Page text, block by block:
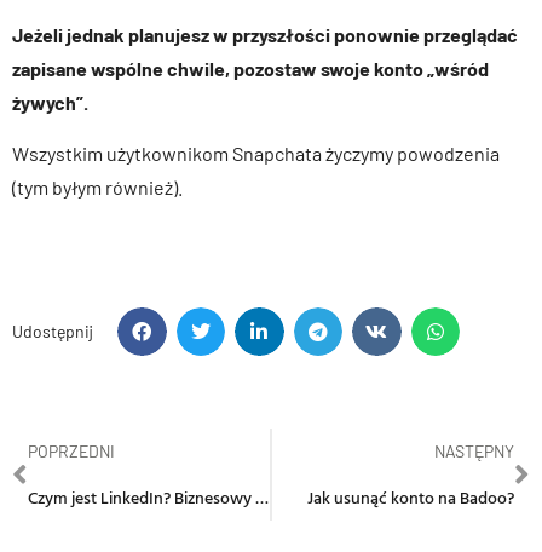
Jeżeli jednak planujesz w przyszłości ponownie przeglądać
zapisane wspólne chwile, pozostaw swoje konto „wśród
żywych”.
Wszystkim użytkownikom Snapchata życzymy powodzenia
(tym byłym również).
Udostępnij
POPRZEDNI
Czym jest LinkedIn? Biznesowy portal społecznościowy
NASTĘPNY
Jak usunąć konto na Badoo?